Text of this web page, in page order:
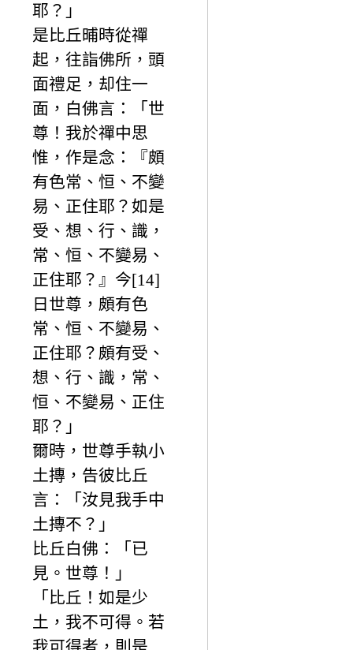
耶？」
是比丘晡時從禪
起，往詣佛所，頭
面禮足，却住一
面，白佛言：「世
尊！我於禪中思
惟，作是念：『頗
有色常、恒、不變
易、正住耶？如是
受、想、行、識，
常、恒、不變易、
正住耶？』今[14]
日世尊，頗有色
常、恒、不變易、
正住耶？頗有受、
想、行、識，常、
恒、不變易、正住
耶？」
爾時，世尊手執小
土摶，告彼比丘
言：「汝見我手中
土摶不？」
比丘白佛：「已
見。世尊！」
「比丘！如是少
土，我不可得。若
我可得者，則是